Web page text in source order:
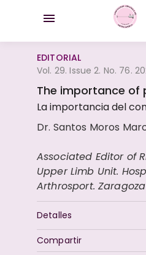
EDITORIAL
Vol. 29. Issue 2. No. 76.
The importance of
La importancia del
Dr. Santos Moros
Associated Editor of
Upper Limb Unit.
Arthrosport.
Detalles
Compartir